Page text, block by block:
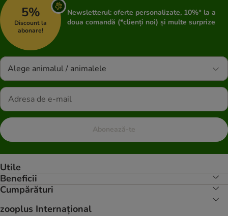
5%
Discount la
abonare!
Newsletterul: oferte personalizate, 10%* la a
doua comandă (*clienți noi) și multe surprize
Alege animalul / animalele
Abonează-te
Utile
Beneficii
Cumpărături
zooplus Internațional